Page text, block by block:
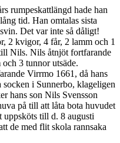
rumpeskattlängd hade han
tid. Han omtalas sista
Det var inte så dåligt!
2 kvigor, 4 får, 2 lamm och 1
Nils. Nils åtnjöt fortfarande
3 tunnor utsäde.
Virrmo 1661, då hans
i Sunnerbo, klageligen
hans son Nils Svensson
på till att låta bota huvudet
uppsköts till d. 8 augusti
de med flit skola rannsaka